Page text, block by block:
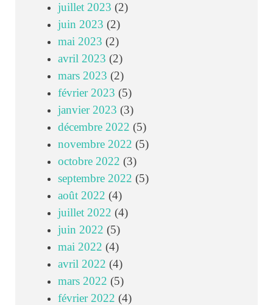
juillet 2023 (2)
juin 2023 (2)
mai 2023 (2)
avril 2023 (2)
mars 2023 (2)
février 2023 (5)
janvier 2023 (3)
décembre 2022 (5)
novembre 2022 (5)
octobre 2022 (3)
septembre 2022 (5)
août 2022 (4)
juillet 2022 (4)
juin 2022 (5)
mai 2022 (4)
avril 2022 (4)
mars 2022 (5)
février 2022 (4)